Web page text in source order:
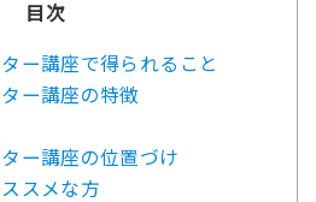
目次
ー講座で得られること
ー講座の特徴
ー講座の位置づけ
スメな方